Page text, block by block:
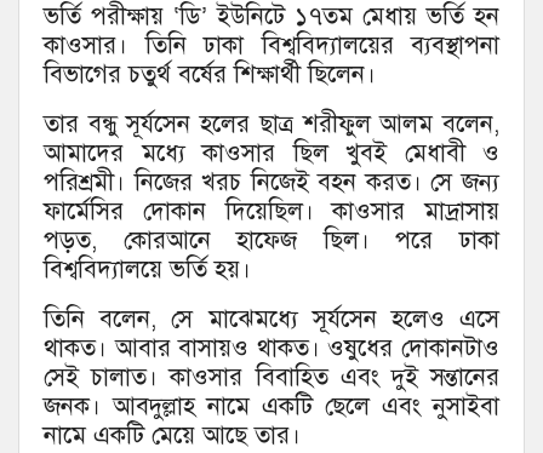
ভর্তি পরীক্ষায় ‘ডি’ ইউনিটে ১৭তম মেধায় ভর্তি হন
কাওসার। তিনি ঢাকা বিশ্ববিদ্যালয়ের ব্যবস্থাপনা
বিভাগের চতুর্থ বর্ষের শিক্ষার্থী ছিলেন।
তার বন্ধু সূর্যসেন হলের ছাত্র শরীফুল আলম বলেন,
আমাদের মধ্যে কাওসার ছিল খুবই মেধাবী ও
পরিশ্রমী। নিজের খরচ নিজেই বহন করত। সে জন্য
ফার্মেসির দোকান দিয়েছিল। কাওসার মাদ্রাসায়
পড়ত, কোরআনে হাফেজ ছিল। পরে ঢাকা
বিশ্ববিদ্যালয়ে ভর্তি হয়।
তিনি বলেন, সে মাঝেমধ্যে সূর্যসেন হলেও এসে
থাকত। আবার বাসায়ও থাকত। ওষুধের দোকানটাও
সেই চালাত। কাওসার বিবাহিত এবং দুই সন্তানের
জনক। আবদুল্লাহ নামে একটি ছেলে এবং নুসাইবা
নামে একটি মেয়ে আছে তার।